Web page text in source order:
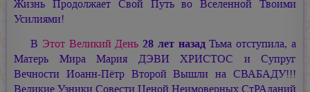
Жизнь Продолжает Свой Путь во Вселенной Твоими
Усилиями!
В Этот Великий День 28 лет назадТьма отступила, а
Матерь Мира Мария ДЭВИ ХРИСТОС и Супруг
Вечности Иоанн-Пётр ВторойВышли на СВАБАДУ!!!
Великие Узники Совести Ценой Неимоверных СтРАданий